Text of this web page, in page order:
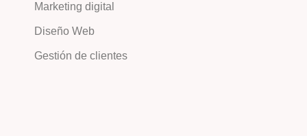
Marketing digital
Diseño Web
Gestión de clientes